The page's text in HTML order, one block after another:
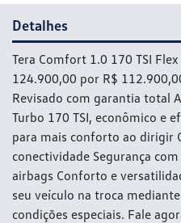
Detalhes
Tera Comfort 1.0 170 TSI
124.900,00 por R$
Revisado com garantia total
Turbo 170 TSI, econômico e
para mais conforto ao dirigir
conectividade Segurança
airbags Conforto e
seu veículo na troca
condições especiais. Fale